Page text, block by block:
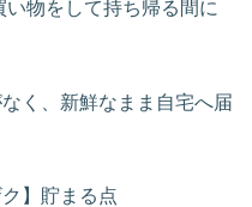
物をして持ち帰る間に
く、新鮮なまま自宅へ届
】貯まる点